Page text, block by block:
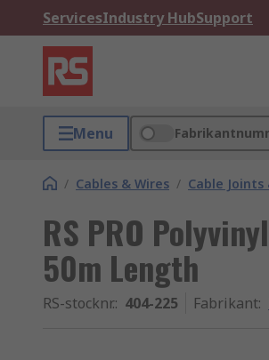
ServicesIndustry HubSupport
Menu
/ Cables & Wires / Cable Joints
RS PRO
50m Length
RS-stocknr.: 404-225 Fabrikant: